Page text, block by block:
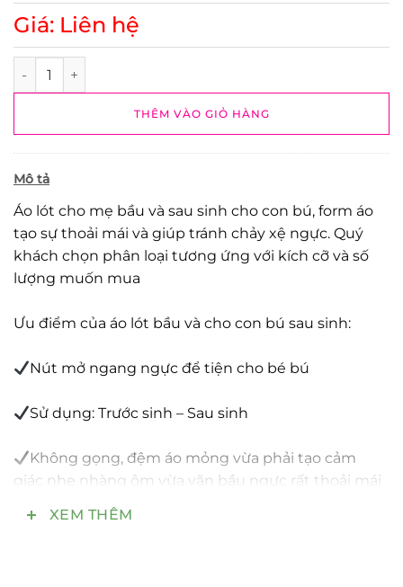
Giá: Liên hệ
Áo ngực, áo lót, bra định hình trơn cho mẹ sau sinh
THÊM VÀO GIỎ HÀNG
Mô tả
Áo lót cho mẹ bầu và sau sinh cho con bú, form áo
tạo sự thoải mái và giúp tránh chảy xệ ngực. Quý
khách chọn phân loại tương ứng với kích cỡ và số
lượng muốn mua
Ưu điểm của áo lót bầu và cho con bú sau sinh:
Nút mở ngang ngực để tiện cho bé bú
Sử dụng: Trước sinh – Sau sinh
Không gọng, đệm áo mỏng vừa phải tạo cảm
giác nhẹ nhàng ôm vừa vặn bầu ngực rất thoải mái
dễ chịu khi mang bầu
XEM THÊM